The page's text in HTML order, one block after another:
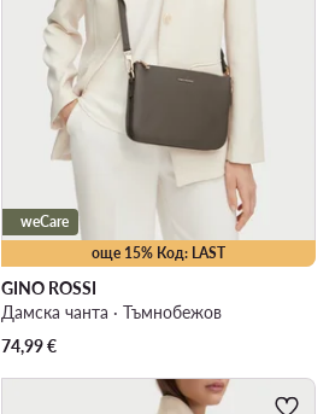
още 15% Код: LAST
weCare
GINO ROSSI
Дамска чанта · Тъмнобежов
74,99€